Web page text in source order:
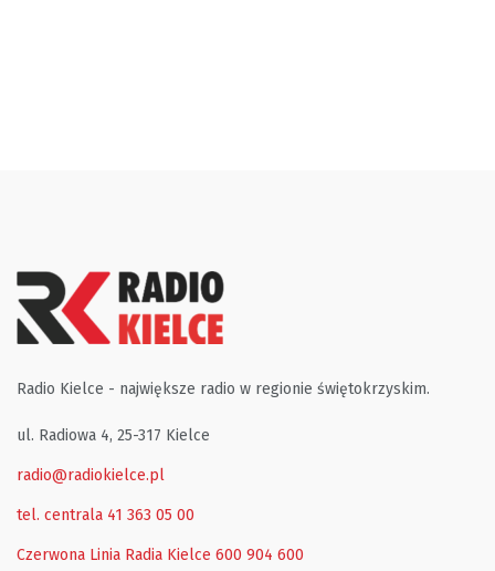
Radio Kielce - największe radio w regionie świętokrzyskim.
ul. Radiowa 4, 25-317 Kielce
radio@radiokielce.pl
tel. centrala 41 363 05 00
Czerwona Linia Radia Kielce 600 904 600